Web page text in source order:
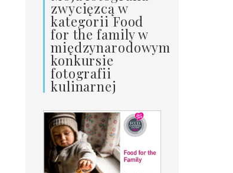
zwycięzcą w
kategorii Food
for the family w
międzynarodowym
konkursie
fotografii
kulinarnej